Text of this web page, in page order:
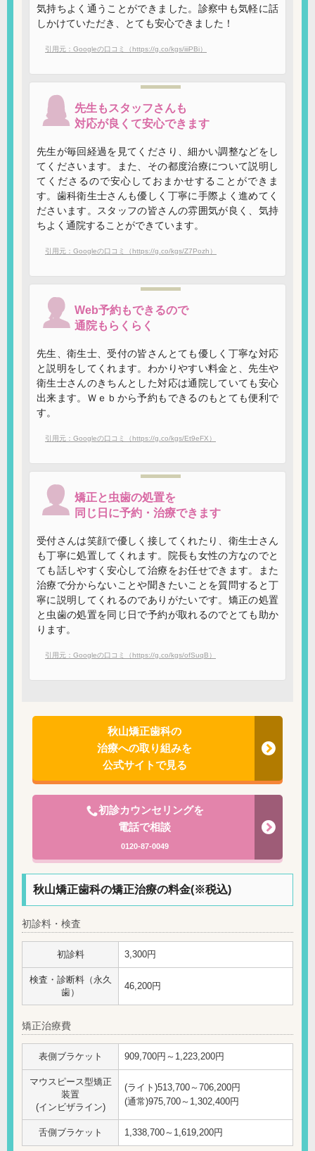
気持ちよく通うことができました。診察中も気軽に話
しかけていただき、とても安心できました！
引用元：Googleの口コミ（https://g.co/kgs/iiiPBi）
先生もスタッフさんも
対応が良くて安心できます
先生が毎回経過を見てくださり、細かい調整などをし
てくださいます。また、その都度治療について説明し
てくださるので安心しておまかせすることができま
す。歯科衛生士さんも優しく丁寧に手際よく進めてく
ださいます。スタッフの皆さんの雰囲気が良く、気持
ちよく通院することができています。
引用元：Googleの口コミ（https://g.co/kgs/Z7Pozh）
Web予約もできるので
通院もらくらく
先生、衛生士、受付の皆さんとても優しく丁寧な対応
と説明をしてくれます。わかりやすい料金と、先生や
衛生士さんのきちんとした対応は通院していても安心
出来ます。Ｗｅｂから予約もできるのもとても便利で
す。
引用元：Googleの口コミ（https://g.co/kgs/Et9eFX）
矯正と虫歯の処置を
同じ日に予約・治療できます
受付さんは笑顔で優しく接してくれたり、衛生士さん
も丁寧に処置してくれます。院長も女性の方なのでと
ても話しやすく安心して治療をお任せできます。また
治療で分からないことや聞きたいことを質問すると丁
寧に説明してくれるのでありがたいです。矯正の処置
と虫歯の処置を同じ日で予約が取れるのでとても助か
ります。
引用元：Googleの口コミ（https://g.co/kgs/ofSuqB）
秋山矯正歯科の
治療への取り組みを
公式サイトで見る
初診カウンセリングを
電話で相談
0120-87-0049
秋山矯正歯科の矯正治療の料金(※税込)
初診料・検査
初診料 3,300円
検査・診断料（永久
歯）
46,200円
矯正治療費
表側ブラケット 909,700円～1,223,200円
マウスピース型矯正
装置
(インビザライン)
(ライト)513,700～706,200円
(通常)975,700～1,302,400円
舌側ブラケット 1,338,700～1,619,200円